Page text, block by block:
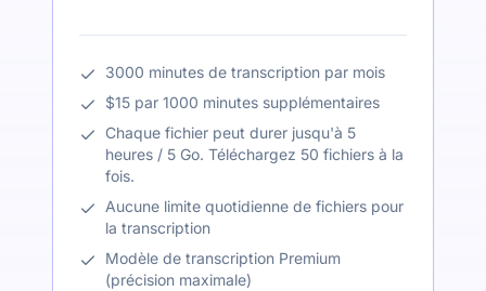
3000 minutes de transcription par mois
$15 par 1000 minutes supplémentaires
Chaque fichier peut durer jusqu'à 5
heures / 5 Go. Téléchargez 50 fichiers à la
fois.
Aucune limite quotidienne de fichiers pour
la transcription
Modèle de transcription Premium
(précision maximale)